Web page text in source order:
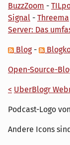
BuzzZoom -
Signal - Threema
Server: Das
Blog-
Open-Source-
< UberBlogr
Podcast-Logo
Andere Icons